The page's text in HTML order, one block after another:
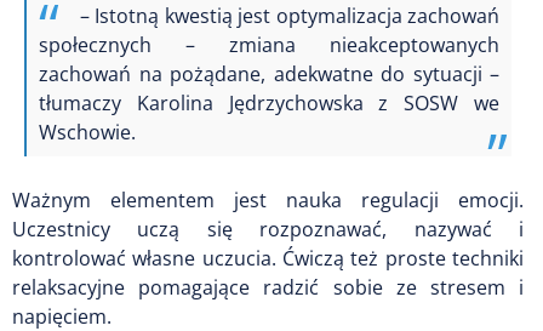
– Istotną kwestią jest optymalizacja zachowań
społecznych – zmiana nieakceptowanych
zachowań na pożądane, adekwatne do sytuacji –
tłumaczy Karolina Jędrzychowska z SOSW we
Wschowie.
Ważnym elementem jest nauka regulacji emocji.
Uczestnicy uczą się rozpoznawać, nazywać i
kontrolować własne uczucia. Ćwiczą też proste techniki
relaksacyjne pomagające radzić sobie ze stresem i
napięciem.